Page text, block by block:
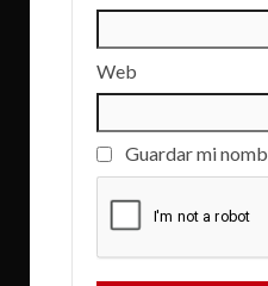
Web
Guardar mi